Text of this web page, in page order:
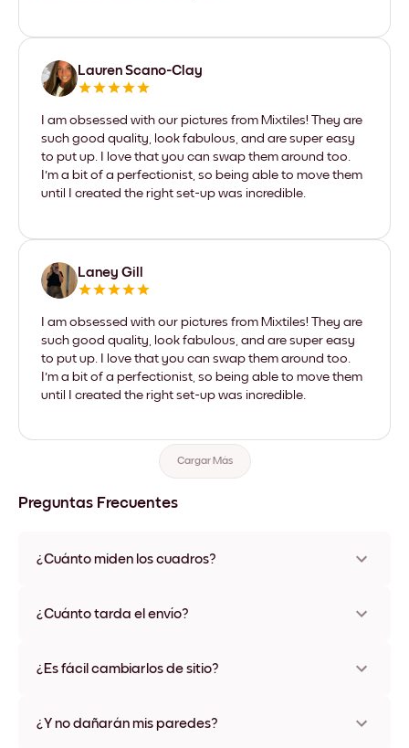
Lauren Scano-Clay
I am obsessed with our pictures from Mixtiles! They are
such good quality, look fabulous, and are super easy
to put up. I love that you can swap them around too.
I'm a bit of a perfectionist, so being able to move them
until I created the right set-up was incredible.
Laney Gill
I am obsessed with our pictures from Mixtiles! They are
such good quality, look fabulous, and are super easy
to put up. I love that you can swap them around too.
I'm a bit of a perfectionist, so being able to move them
until I created the right set-up was incredible.
Cargar Más
Preguntas Frecuentes
¿Cuánto miden los cuadros?
materiales y colores de marco, incluidas opciones sin marco y
¿Cuánto tarda el envío?
disponibles en algunos países. Te enviaremos un número de
¿Es fácil cambiarlos de sitio?
ningún daño
¿Y no dañarán mis paredes?